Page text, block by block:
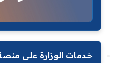
خدمات الوزارة على منصة